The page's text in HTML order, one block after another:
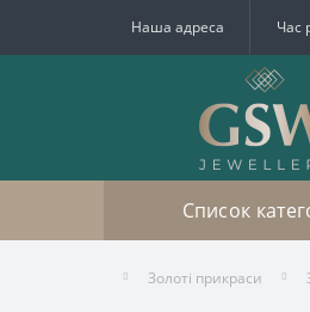
Наша адреса Час
Список
Золоті прикраси